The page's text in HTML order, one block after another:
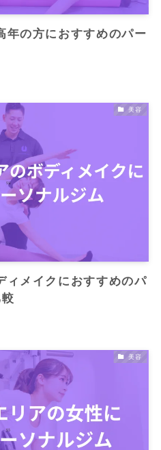
年の方におすすめのパー
美容
ィメイクにおすすめのパ
美容